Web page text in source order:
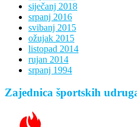
siječanj 2018
srpanj 2016
svibanj 2015
ožujak 2015
listopad 2014
rujan 2014
srpanj 1994
Zajednica športskih